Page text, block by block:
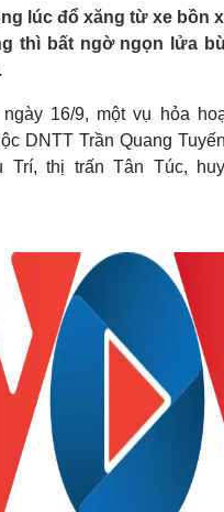
Việc làm
Biển đảo
lúc đổ xăng từ xe bồn
thì bất ngờ ngọn lửa
ngày 16/9, một vụ hỏa
DNTT Trần Quang
Trí, thị trấn Tân Túc,